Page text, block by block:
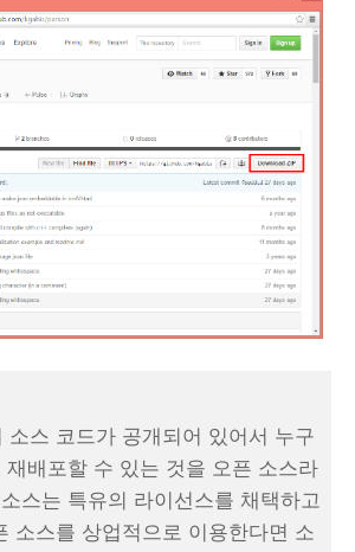
소스 코드가 공개되어 있어서 누구
재배포할 수 있는 것을 오픈 소스라
스는 특유의 라이선스를 채택하고
소스를 상업적으로 이용한다면 소